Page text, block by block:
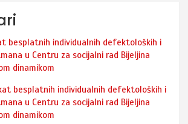
besplatnih individualnih defektoloških i
u Centru za socijalni rad Bijeljina
dinamikom
besplatnih individualnih defektoloških i
u Centru za socijalni rad Bijeljina
dinamikom